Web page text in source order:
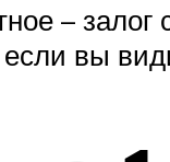
– залог
вы